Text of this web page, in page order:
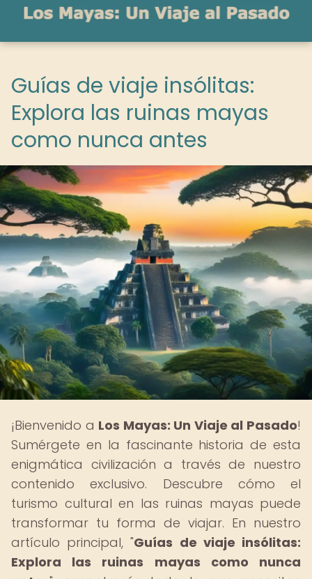
Guías de viaje insólitas:
Explora las ruinas mayas
como nunca antes
¡Bienvenido a Los Mayas: Un Viaje al Pasado!
Sumérgete en la fascinante historia de esta
enigmática civilización a través de nuestro
contenido exclusivo. Descubre cómo el
turismo cultural en las ruinas mayas puede
transformar tu forma de viajar. En nuestro
artículo principal, "Guías de viaje insólitas:
Explora las ruinas mayas como nunca